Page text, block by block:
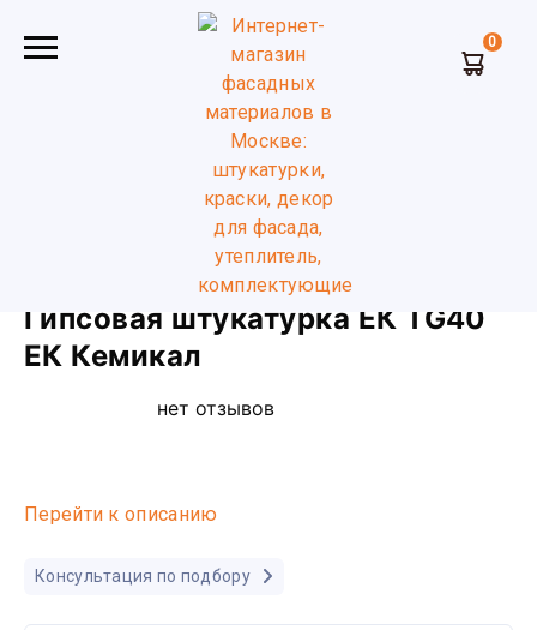
0
Цементные и гипсовые
Гипсовая штукатурка ЕК TG40 ЕК Кемикал
Гипсовая штукатурка ЕК TG40
ЕК Кемикал
нет отзывов
Перейти к описанию
Консультация по подбору